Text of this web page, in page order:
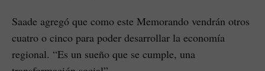
Saade agregó que como este Memorando vendrán otros
cuatro o cinco para poder desarrollar la economía
regional. “Es un sueño que se cumple, una